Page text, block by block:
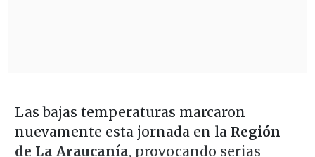
Las bajas temperaturas marcaron
nuevamente esta jornada en la Región
de La Araucanía, provocando serias